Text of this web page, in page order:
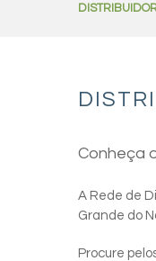
Conheça
A Rede de
Grande do
Procure